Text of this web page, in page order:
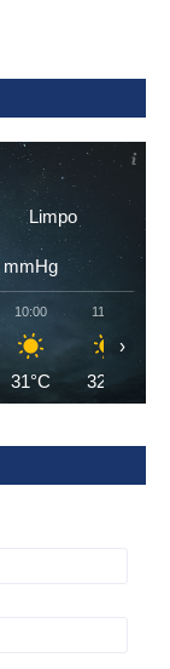
Limpo
mmHg
10:00
31°C
11:00
32°C
›